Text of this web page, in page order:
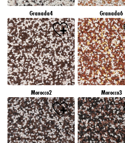
Granada4 Granada6
Morocco2 Morocco3
webovej lokalite, najmä doby ich uchovávania,
jednotlivých súboroch cookie, ktoré sú k
nižšie".
Ak kliknete na "Upraviť", môžete nájsť viac
údajov/používaní súborov cookie a povoliť ich
uvedených účelov. Kliknutím na "Prijať všetko"
ako aj so spracovaním vašich osobných údajov
kliknete na "Odmietnuť", budú sa používať len
nevyhnutné na poskytovanie tejto webovej stránky.